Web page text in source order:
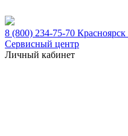
8 (800) 234-75-70 Красноярск
Сервисный центр
Личный кабинет